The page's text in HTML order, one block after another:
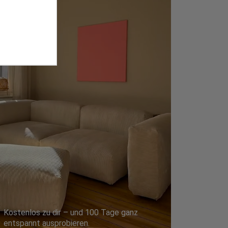
Kostenlos zu dir – und 100 Tage ganz
entspannt ausprobieren.